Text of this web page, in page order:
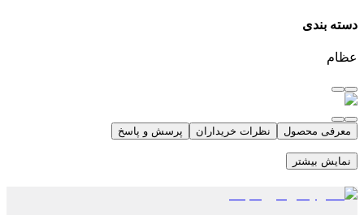
دسته بندی
عظام
معرفی محصول نظرات خریداران پرسش و پاسخ
نمایش بیشتر